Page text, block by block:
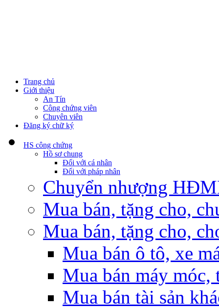
Trang chủ
Giới thiệu
An Tín
Công chứng viên
Chuyên viên
Đăng ký chữ ký
HS công chứng
Hồ sơ chung
Đối với cá nhân
Đối với pháp nhân
Chuyển nhượng
Mua bán, tặng cho,
Mua bán, tặng cho,
Mua bán ô tô, xe
Mua bán máy móc,
Mua bán tài sản